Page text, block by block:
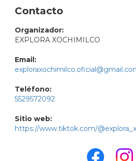
Contacto
Organizador:
EXPLORA XOCHIMILCO
Email:
Teléfono:
5529572092
Sitio web: